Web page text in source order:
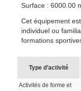
Surface : 6000.00
Cet équipement
individuel ou
formations
Type d’activité
Activités de forme et